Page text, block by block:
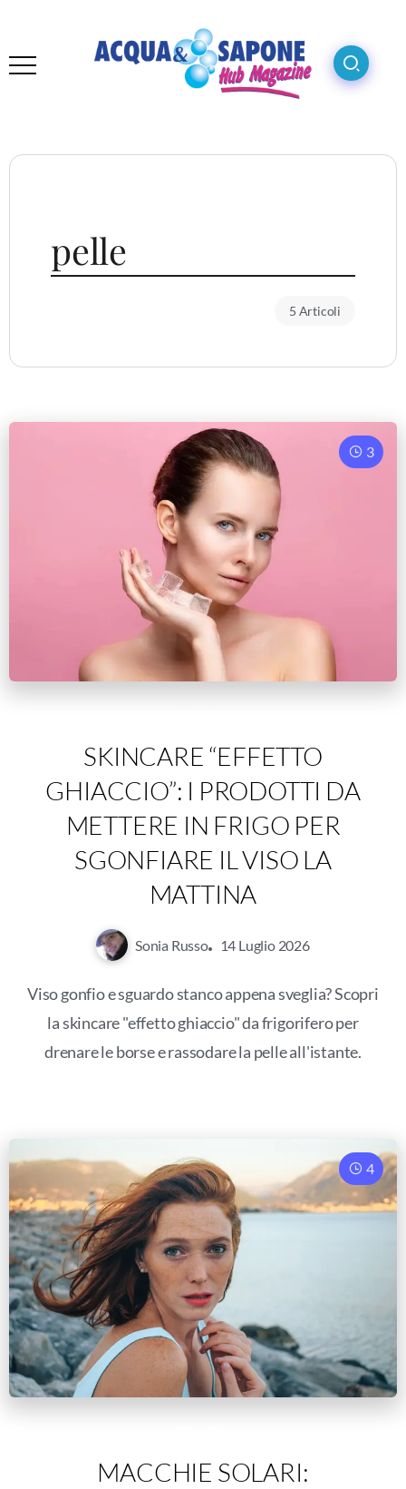
pelle
5 Articoli
3
SKINCARE “EFFETTO
GHIACCIO”: I PRODOTTI DA
METTERE IN FRIGO PER
SGONFIARE IL VISO LA
MATTINA
Sonia Russo 14 Luglio 2026
Viso gonfio e sguardo stanco appena sveglia? Scopri
la skincare "effetto ghiaccio" da frigorifero per
drenare le borse e rassodare la pelle all'istante.
4
MACCHIE SOLARI: